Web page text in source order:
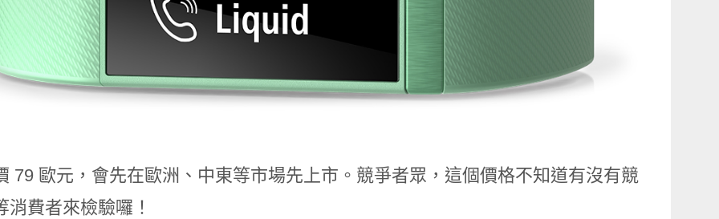
79 歐元，會先在歐洲、中東等市場先上市。競爭者眾，這個價格不知道有沒有競
消費者來檢驗囉！